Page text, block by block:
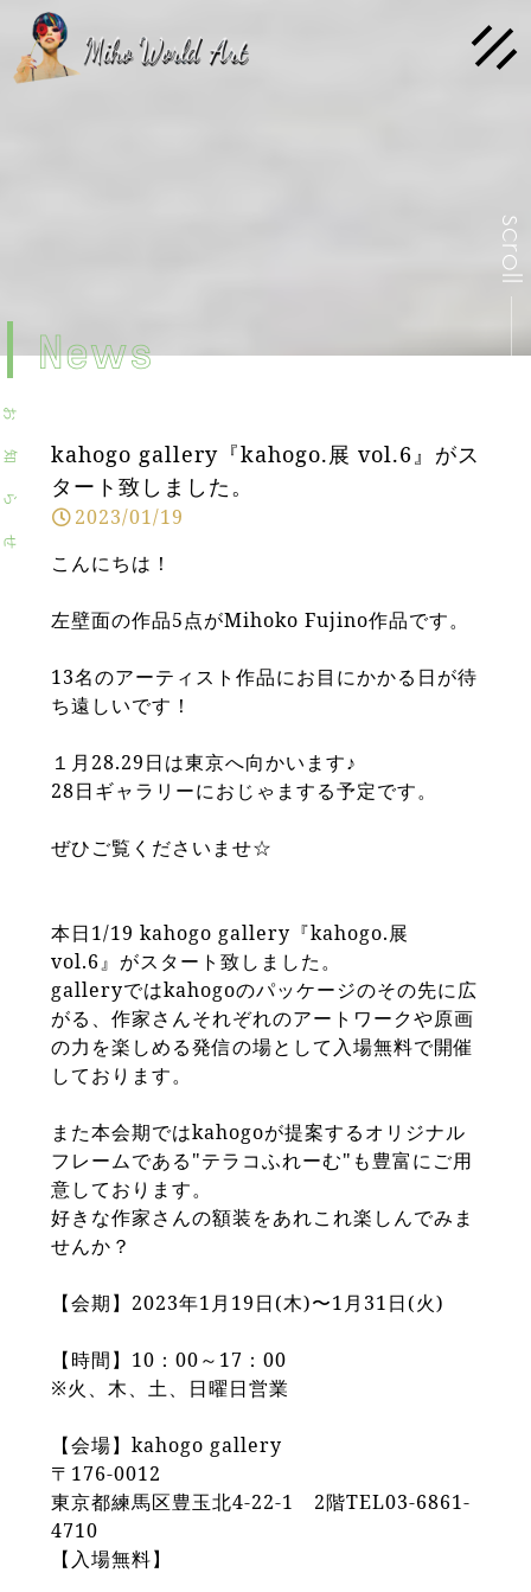
scroll
News
お
知
ら
せ
kahogo gallery『kahogo.展 vol.6』がス
タート致しました。
2023/01/19
こんにちは！
左壁面の作品5点がMihoko Fujino作品です。
13名のアーティスト作品にお目にかかる日が待
ち遠しいです！
１月28.29日は東京へ向かいます♪
28日ギャラリーにおじゃまする予定です。
ぜひご覧くださいませ☆
本日1/19 kahogo gallery『kahogo.展
vol.6』がスタート致しました。
galleryではkahogoのパッケージのその先に広
がる、作家さんそれぞれのアートワークや原画
の力を楽しめる発信の場として入場無料で開催
しております。
また本会期ではkahogoが提案するオリジナル
フレームである"テラコふれーむ"も豊富にご用
意しております。
好きな作家さんの額装をあれこれ楽しんでみま
せんか？
【会期】2023年1月19日(木)〜1月31日(火)
【時間】10：00～17：00
※火、木、土、日曜日営業
【会場】kahogo gallery
〒176-0012
東京都練馬区豊玉北4-22-1 2階TEL03-6861-
4710
【入場無料】